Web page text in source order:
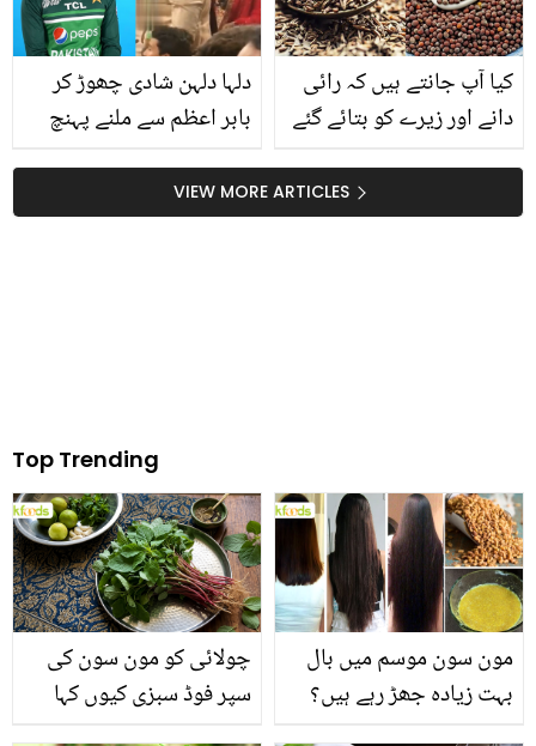
دلہا دلہن شادی چھوڑ کر
بابر اعظم سے ملنے پہنچ
شوق میں شادی ادھوری
چھوڑ کر اسٹیڈیم جانے
کیا آپ جانتے ہیں کہ رائی
دانے اور زیرے کو بتائے گئے
پر آپ کے جسم میں کون
سی بڑی تبدیلی آ سکتی
VIEW MORE ARTICLES
Top Trending
چولائی کو مون سون کی
سپر فوڈ سبزی کیوں کہا
مون سون موسم میں بال
بہت زیادہ جھڑ رہے ہیں؟